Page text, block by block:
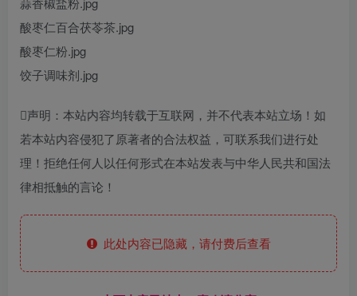
酸枣仁百合茯苓茶.jpg
酸枣仁粉.jpg
饺子调味剂.jpg
声明：本站内容均转载于互联网，并不代表本站立场！如
若本站内容侵犯了原著者的合法权益，可联系我们进行处
理！拒绝任何人以任何形式在本站发表与中华人民共和国法
律相抵触的言论！
此处内容已隐藏，请付费后查看